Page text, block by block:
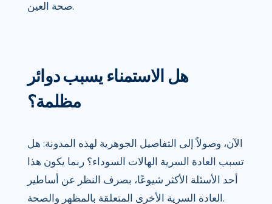
صحة العين.
هل الاستمناء يسبب دوائر
مظلمة؟
الآن، وصولاً إلى التفاصيل الجوهرية لهذه المدونة: هل
تسبب العادة السرية الهالات السوداء؟ ربما يكون هذا
أحد الأسئلة الأكثر شيوعًا، بصرف النظر عن أساطير
العادة السرية الأخرى المتعلقة بالمظهر والصحة.